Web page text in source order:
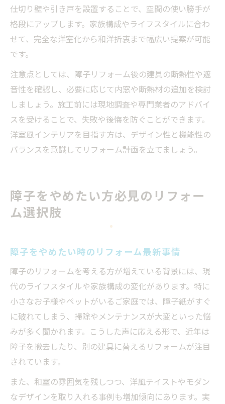
仕切り壁や引き戸を設置することで、空間の使い勝手が
格段にアップします。家族構成やライフスタイルに合わ
せて、完全な洋室化から和洋折衷まで幅広い提案が可能
です。
注意点としては、障子リフォーム後の建具の断熱性や遮
音性を確認し、必要に応じて内窓や断熱材の追加を検討
しましょう。施工前には現地調査や専門業者のアドバイ
スを受けることで、失敗や後悔を防ぐことができます。
洋室風インテリアを目指す方は、デザイン性と機能性の
バランスを意識してリフォーム計画を立てましょう。
障子をやめたい方必見のリフォー
ム選択肢
障子をやめたい時のリフォーム最新事情
障子のリフォームを考える方が増えている背景には、現
代のライフスタイルや家族構成の変化があります。特に
小さなお子様やペットがいるご家庭では、障子紙がすぐ
に破れてしまう、掃除やメンテナンスが大変といった悩
みが多く聞かれます。こうした声に応える形で、近年は
障子を撤去したり、別の建具に替えるリフォームが注目
されています。
また、和室の雰囲気を残しつつ、洋風テイストやモダン
なデザインを取り入れる事例も増加傾向にあります。実